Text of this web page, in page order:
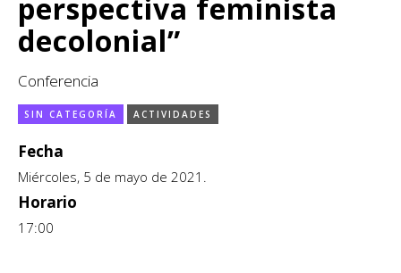
CCE en el interior/libros
Exposiciones
Género y Diversidad
Infantil y Juvenil
Letras
perspectiva feminista
decolonial”
Conferencia
SIN CATEGORÍA ACTIVIDADES
Fecha
Miércoles, 5 de mayo de 2021.
Horario
17:00